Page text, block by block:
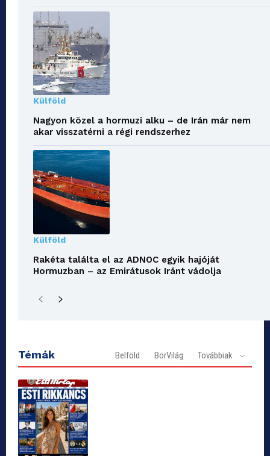
Külföld
Nagyon közel a hormuzi alku – de Irán már nem
akar visszatérni a régi rendszerhez
Külföld
Rakéta találta el az ADNOC egyik hajóját
Hormuzban – az Emirátusok Iránt vádolja
Témák Belföld BorVilág Továbbiak